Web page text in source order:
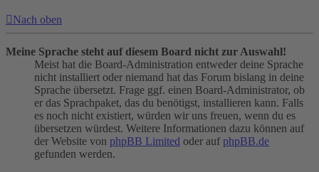
Nach oben
Meine Sprache steht auf diesem Board nicht zur Auswahl!
Meist hat die Board-Administration entweder deine Sprache
nicht installiert oder niemand hat das Forum bislang in deine
Sprache übersetzt. Frage ggf. einen Board-Administrator, ob
er das Sprachpaket, das du benötigst, installieren kann. Falls
es noch nicht existiert, würden wir uns freuen, wenn du es
übersetzen würdest. Weitere Informationen dazu können auf
der Website von phpBB Limited oder auf phpBB.de
gefunden werden.